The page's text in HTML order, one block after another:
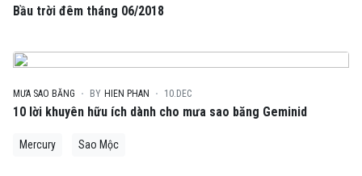
Bầu trời đêm tháng 06/2018
MƯA SAO BĂNG BY HIEN PHAN 10.DEC
10 lời khuyên hữu ích dành cho mưa sao băng Geminid
Mercury Sao Mộc